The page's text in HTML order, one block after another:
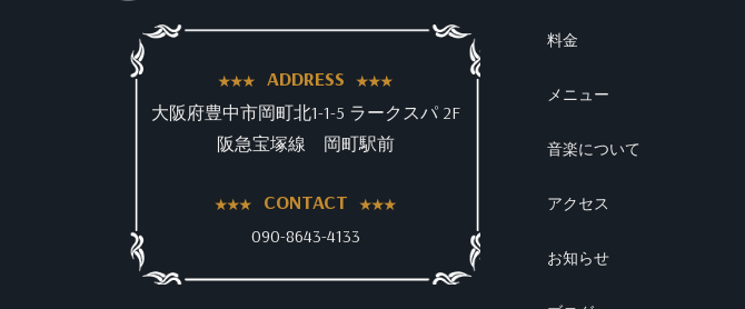
ADDRESS
大阪府豊中市岡町北1-1-5 ラークスパ 2F
阪急宝塚線 岡町駅前
CONTACT
090-8643-4133
料金
メニュー
音楽について
アクセス
お知らせ